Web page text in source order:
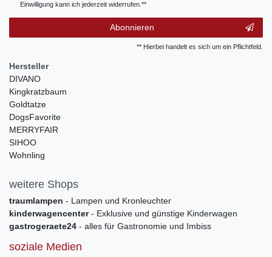
Einwilligung kann ich jederzeit widerrufen.**
Abonnieren
** Hierbei handelt es sich um ein Pflichtfeld.
Hersteller
DIVANO
Kingkratzbaum
Goldtatze
DogsFavorite
MERRYFAIR
SIHOO
Wohnling
weitere Shops
traumlampen - Lampen und Kronleuchter
kinderwagencenter- Exklusive und günstige Kinderwagen
gastrogeraete24 - alles für Gastronomie und Imbiss
soziale Medien